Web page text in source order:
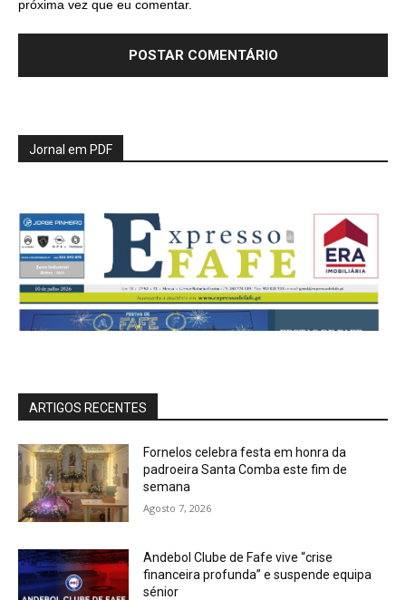
próxima vez que eu comentar.
Jornal em PDF
ARTIGOS RECENTES
Fornelos celebra festa em honra da
padroeira Santa Comba este fim de
semana
Agosto 7, 2026
Andebol Clube de Fafe vive “crise
financeira profunda” e suspende equipa
sénior